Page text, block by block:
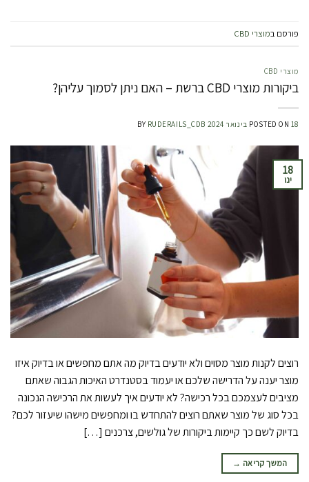
פורסם במוצרי CBD
מוצרי CBD
ביקורות מוצרי CBD ברשת – האם ניתן לסמוך עליהן?
POSTED ON 18 בינואר 2024 BY RUDERAILS_CDB
18
ינו
רוצים לקנות מוצר מסוים ולא יודעים בדיוק מה אתם מחפשים או בדיוק איזו
מוצר יענה על הדרישה שלכם או יעמוד בסטנדרט האיכות הגבוה שאתם
מציבים לעצמכם בכל רכישה? לא יודעים איך לעשות את הרכישה הנכונה
בכל סוג של מוצר שאתם רוצים להתחדש בו ומחפשים מישהו שיעזור לכם?
בדיוק לשם כך קיימות ביקורות של גולשים, צרכנים […]
המשך קריאה →